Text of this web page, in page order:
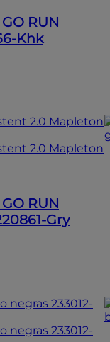
RUN
Khk
RUN
Gry